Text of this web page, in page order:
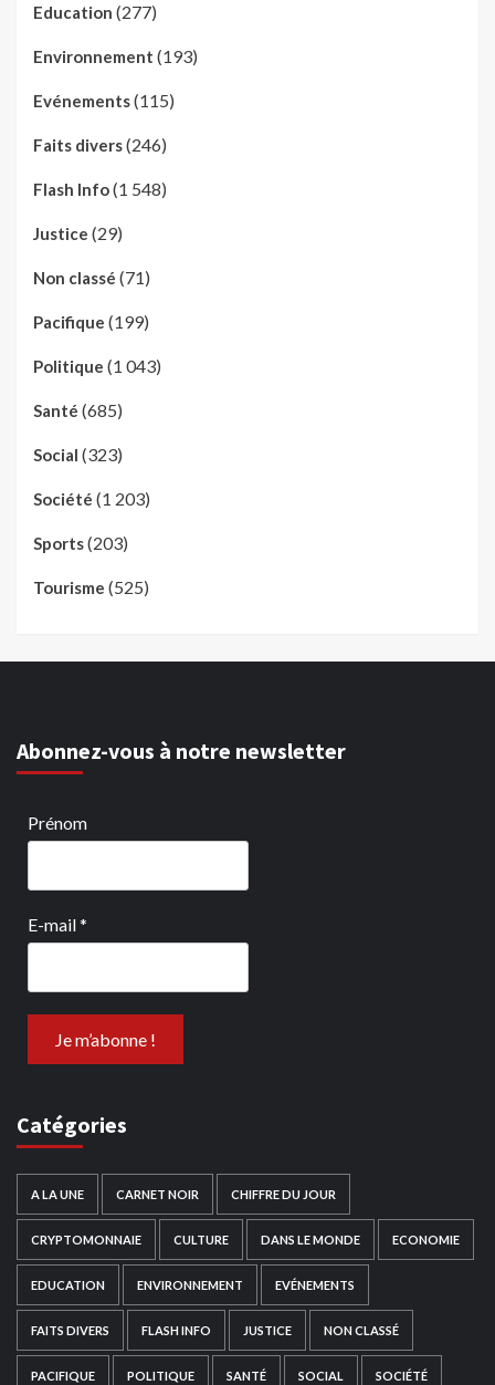
Education (277)
Environnement (193)
Evénements(115)
Faits divers(246)
Flash Info(1 548)
Justice (29)
Non classé (71)
Pacifique (199)
Politique (1 043)
Santé (685)
Social (323)
Société (1 203)
Sports(203)
Tourisme (525)
Abonnez-vous à notre newsletter
Prénom
E-mail*
Catégories
A LA UNE CARNET NOIR CHIFFRE DU JOUR
CRYPTOMONNAIE CULTURE DANS LE MONDE ECONOMIE
EDUCATION ENVIRONNEMENT EVÉNEMENTS
FAITS DIVERS FLASH INFO JUSTICE NON CLASSÉ
PACIFIQUE POLITIQUE SANTÉ SOCIAL SOCIÉTÉ